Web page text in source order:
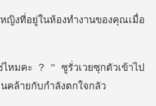
ู้หญิงที่อยู่ในห้องทำงา
ูรั่วเวยซุกตัวเข้าไป